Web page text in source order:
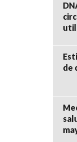
de